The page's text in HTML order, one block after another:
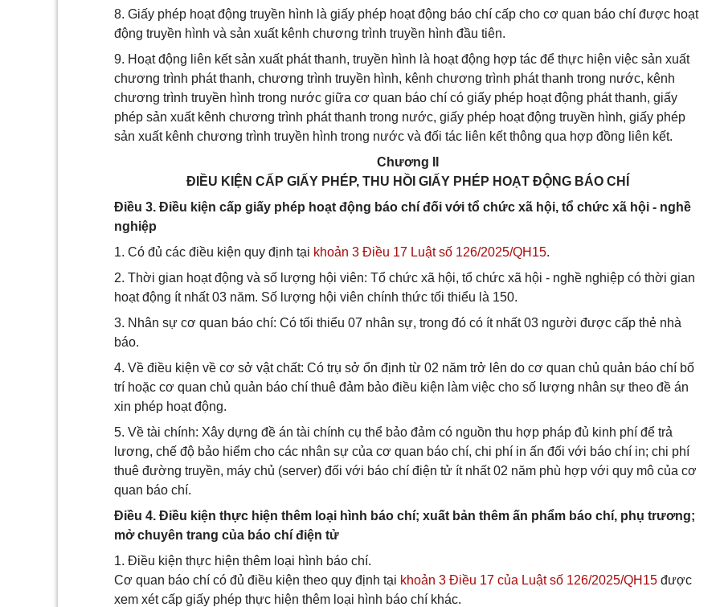
8. Giấy phép hoạt động truyền hình là giấy phép hoạt động báo chí cấp cho cơ quan báo chí được hoạt
động truyền hình và sản xuất kênh chương trình truyền hình đầu tiên.
9. Hoạt động liên kết sản xuất phát thanh, truyền hình là hoạt động hợp tác để thực hiện việc sản xuất
chương trình phát thanh, chương trình truyền hình, kênh chương trình phát thanh trong nước, kênh
chương trình truyền hình trong nước giữa cơ quan báo chí có giấy phép hoạt động phát thanh, giấy
phép sản xuất kênh chương trình phát thanh trong nước, giấy phép hoạt động truyền hình, giấy phép
sản xuất kênh chương trình truyền hình trong nước và đối tác liên kết thông qua hợp đồng liên kết.
Chương II
ĐIỀU KIỆN CẤP GIẤY PHÉP, THU HỒI GIẤY PHÉP HOẠT ĐỘNG BÁO CHÍ
Điều 3. Điều kiện cấp giấy phép hoạt động báo chí đối với tổ chức xã hội, tổ chức xã hội - nghề
nghiệp
1. Có đủ các điều kiện quy định tại khoản 3 Điều 17 Luật số 126/2025/QH15.
2. Thời gian hoạt động và số lượng hội viên: Tổ chức xã hội, tổ chức xã hội - nghề nghiệp có thời gian
hoạt động ít nhất 03 năm. Số lượng hội viên chính thức tối thiểu là 150.
3. Nhân sự cơ quan báo chí: Có tối thiểu 07 nhân sự, trong đó có ít nhất 03 người được cấp thẻ nhà
báo.
4. Về điều kiện về cơ sở vật chất: Có trụ sở ổn định từ 02 năm trở lên do cơ quan chủ quản báo chí bố
trí hoặc cơ quan chủ quản báo chí thuê đảm bảo điều kiện làm việc cho số lượng nhân sự theo đề án
xin phép hoạt động.
5. Về tài chính: Xây dựng đề án tài chính cụ thể bảo đảm có nguồn thu hợp pháp đủ kinh phí để trả
lương, chế độ bảo hiểm cho các nhân sự của cơ quan báo chí, chi phí in ấn đối với báo chí in; chi phí
thuê đường truyền, máy chủ (server) đối với báo chí điện tử ít nhất 02 năm phù hợp với quy mô của cơ
quan báo chí.
Điều 4. Điều kiện thực hiện thêm loại hình báo chí; xuất bản thêm ấn phẩm báo chí, phụ trương;
mở chuyên trang của báo chí điện tử
1. Điều kiện thực hiện thêm loại hình báo chí.
Cơ quan báo chí có đủ điều kiện theo quy định tại khoản 3 Điều 17 của Luật số 126/2025/QH15 được
xem xét cấp giấy phép thực hiện thêm loại hình báo chí khác.